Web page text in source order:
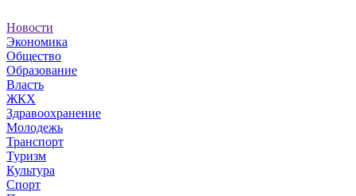
Новости
Экономика
Общество
Образование
Власть
ЖКХ
Здравоохранение
Молодежь
Транспорт
Туризм
Культура
Спорт